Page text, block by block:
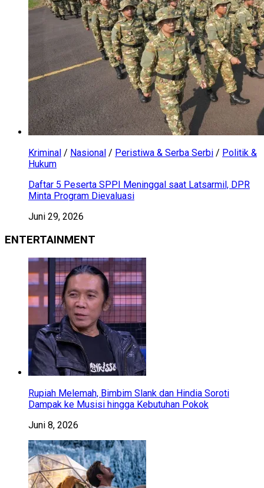
Kriminal / Nasional / Peristiwa & Serba Serbi / Politik &
Hukum
Daftar 5 Peserta SPPI Meninggal saat Latsarmil, DPR
Minta Program Dievaluasi
Juni 29, 2026
ENTERTAINMENT
Rupiah Melemah, Bimbim Slank dan Hindia Soroti
Dampak ke Musisi hingga Kebutuhan Pokok
Juni 8, 2026